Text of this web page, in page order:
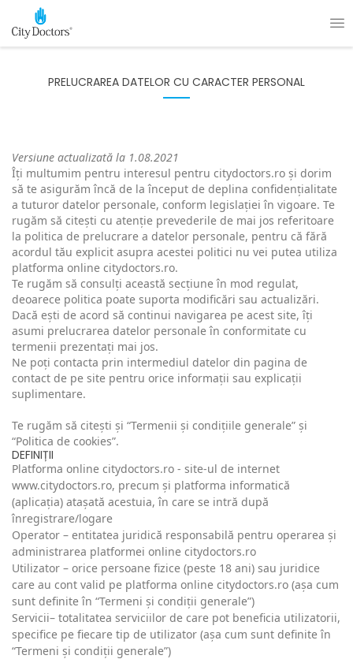
PRELUCRAREA DATELOR CU CARACTER PERSONAL
Versiune actualizată la 1.08.2021
Îți multumim pentru interesul pentru citydoctors.ro și dorim
să te asigurăm încă de la început de deplina confidențialitate
a tuturor datelor personale, conform legislației în vigoare. Te
rugăm să citești cu atenție prevederile de mai jos referitoare
la politica de prelucrare a datelor personale, pentru că fără
acordul tău explicit asupra acestei politici nu vei putea utiliza
platforma online citydoctors.ro.
Te rugăm să consulți această secțiune în mod regulat,
deoarece politica poate suporta modificări sau actualizări.
Dacă ești de acord să continui navigarea pe acest site, îți
asumi prelucrarea datelor personale în conformitate cu
termenii prezentați mai jos.
Ne poți contacta prin intermediul datelor din pagina de
contact de pe site pentru orice informații sau explicații
suplimentare.
Te rugăm să citești și “Termenii și condițiile generale” și
“Politica de cookies”.
DEFINIȚII
Platforma online citydoctors.ro - site-ul de internet
www.citydoctors.ro, precum și platforma informatică
(aplicația) atașată acestuia, în care se intră după
înregistrare/logare
Operator – entitatea juridică responsabilă pentru operarea și
administrarea platformei online citydoctors.ro
Utilizator – orice persoane fizice (peste 18 ani) sau juridice
care au cont valid pe platforma online citydoctors.ro (așa cum
sunt definite în “Termeni și condiții generale”)
Servicii– totalitatea serviciilor de care pot beneficia utilizatorii,
specifice pe fiecare tip de utilizator (așa cum sunt definite în
“Termeni și condiții generale”)